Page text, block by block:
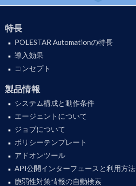
特長
POLESTAR Automationの特長
導入効果
コンセプト
製品情報
システム構成と動作条件
エージェントについて
ジョブについて
ポリシーテンプレート
アドオンツール
API公開インターフェースと利用方法
脆弱性対策情報の自動検索